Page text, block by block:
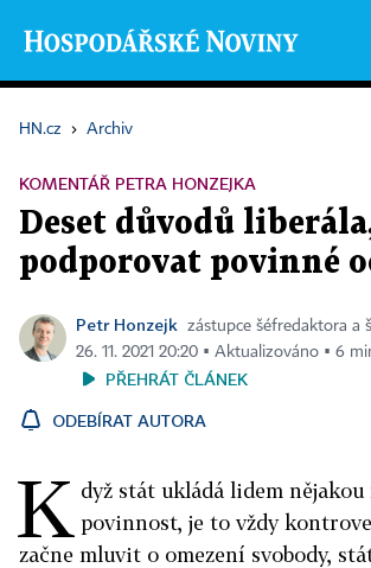
HN.cz › Archiv
KOMENTÁŘ PETRA HONZEJKA
Deset důvodů
podporovat povinné
Petr Honzejk
zástupce šéfredaktora a
26. 11. 2021 20:20 ▪ Aktualizováno ▪ 6
PŘEHRÁT ČLÁNEK
ODEBÍRAT AUTORA
K dyž stát ukládá lidem nějakou
povinnost, je to vždy
začne mluvit o omezení svobody,